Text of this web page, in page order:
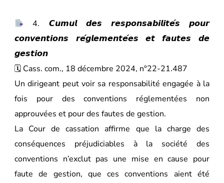
4. 𝘾𝙪𝙢𝙪𝙡 𝙙𝙚𝙨 𝙧𝙚𝙨𝙥𝙤𝙣𝙨𝙖𝙗𝙞𝙡𝙞𝙩𝙚́𝙨 𝙥𝙤𝙪𝙧
𝙘𝙤𝙣𝙫𝙚𝙣𝙩𝙞𝙤𝙣𝙨 𝙧𝙚́𝙜𝙡𝙚𝙢𝙚𝙣𝙩𝙚́𝙚𝙨 𝙚𝙩 𝙛𝙖𝙪𝙩𝙚𝙨 𝙙𝙚
𝙜𝙚𝙨𝙩𝙞𝙤𝙣
🗓 Cass. com., 18 décembre 2024, n°22-21.487
Un dirigeant peut voir sa responsabilité engagée à la
fois pour des conventions réglementées non
approuvées et pour des fautes de gestion.
La Cour de cassation affirme que la charge des
conséquences préjudiciables à la société des
conventions n’exclut pas une mise en cause pour
faute de gestion, que ces conventions aient été